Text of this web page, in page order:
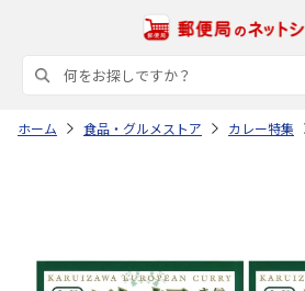
ホーム 食品・グルメストア カレー特集